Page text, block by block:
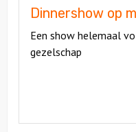
Dinnershow op
Een show helemaal
gezelschap